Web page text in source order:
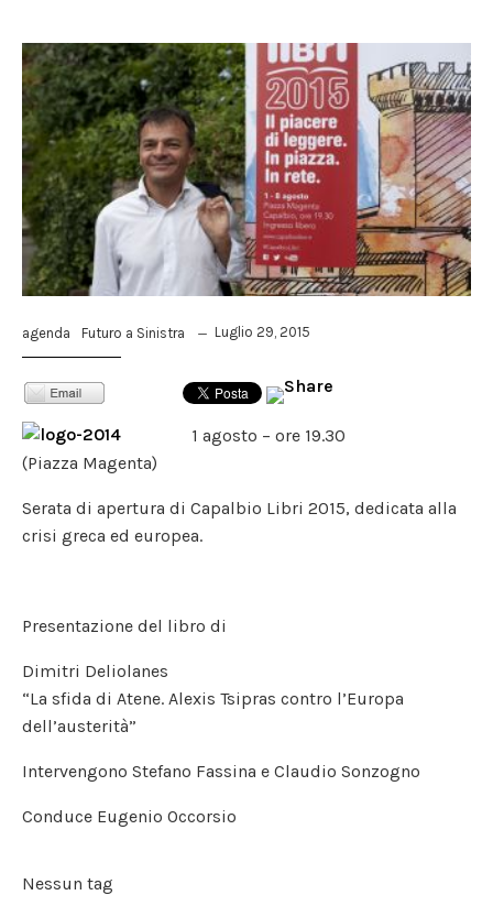
agenda Futuro a Sinistra Luglio 29, 2015
1 agosto – ore 19.30
(Piazza Magenta)
Serata di apertura di Capalbio Libri 2015, dedicata alla
crisi greca ed europea.
Presentazione del libro di
Dimitri Deliolanes
“La sfida di Atene. Alexis Tsipras contro l’Europa
dell’austerità”
Intervengono Stefano Fassina e Claudio Sonzogno
Conduce Eugenio Occorsio
Nessun tag